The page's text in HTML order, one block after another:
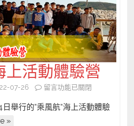
溝
通
張
仕
絹
老
大
上活動體驗營
07-26
在
風
留言功能已關閉
舉行的”乘風航”海上活動體驗
»